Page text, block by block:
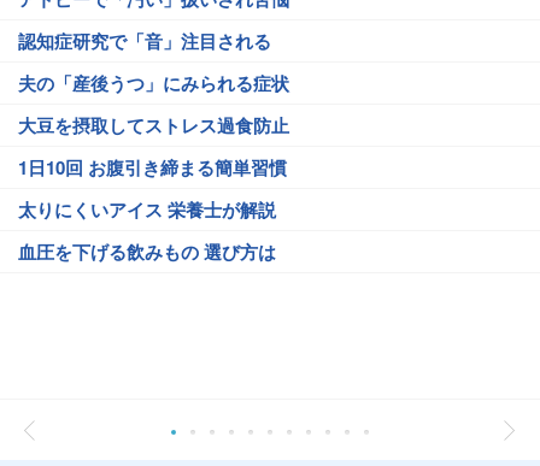
認知症研究で「音」注目される
夫の「産後うつ」にみられる症状
大豆を摂取してストレス過食防止
1日10回 お腹引き締まる簡単習慣
太りにくいアイス 栄養士が解説
血圧を下げる飲みもの 選び方は